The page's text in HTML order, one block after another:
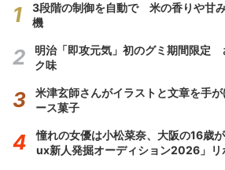
3段階の制御を自動で 米の香りや甘
機
明治「即攻元気」初のグミ期間限定
ク味
米津玄師さんがイラストと文章を手
ース菓子
憧れの女優は小松菜奈、大阪の16
ux新人発掘オーディション2026」リ